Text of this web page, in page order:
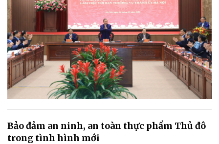
Bảo đảm an ninh, an toàn thực phẩm Thủ đô
trong tình hình mới